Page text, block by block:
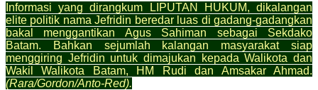
Informasi yang dirangkum LIPUTAN HUKUM, dikalangan
elite politik nama Jefridin beredar luas di gadang-gadangkan
bakal menggantikan Agus Sahiman sebagai Sekdako
Batam. Bahkan sejumlah kalangan masyarakat siap
menggiring Jefridin untuk dimajukan kepada Walikota dan
Wakil Walikota Batam, HM Rudi dan Amsakar Ahmad.
(Rara/Gordon/Anto-Red).